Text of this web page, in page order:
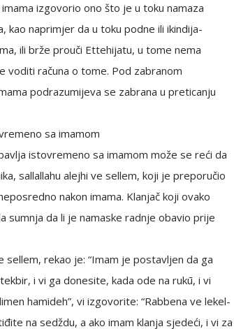
izgovorio ono što je u toku namaza
kao naprimjer da u toku podne ili ikindija-
ili brže prouči Ettehijatu, u tome nema
voditi računa o tome. Pod zabranom
podrazumijeva se zabrana u preticanju
sa imamom
istovremeno sa imamom može se reći da
sallallahu alejhi ve sellem, koji je preporučio
nakon imama. Klanjač koji ovako
sumnja da li je namaske radnje obavio prije
sellem, rekao je: “Imam je postavljen da ga
i vi ga donesite, kada ode na rukū, i vi
hamideh”, vi izgovorite: “Rabbena ve lekel-
na sedždu, a ako imam klanja sjedeći, i vi za